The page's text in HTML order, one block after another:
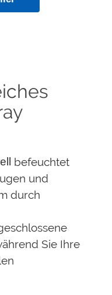
befeuchtet
und
durch
Sie Ihre